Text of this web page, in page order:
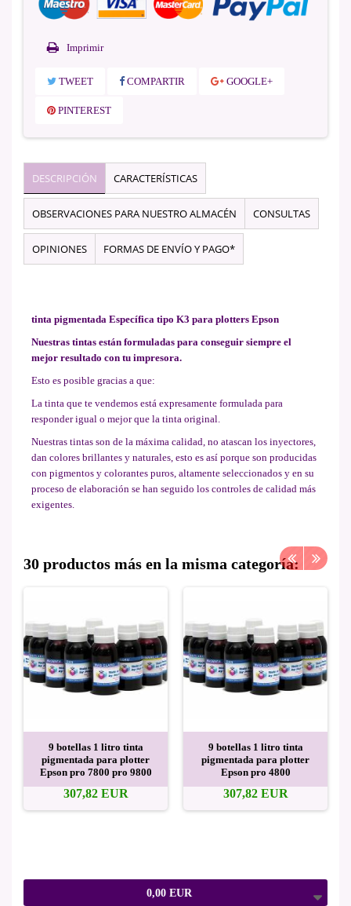
0,00 EUR
Imprimir
TWEET COMPARTIR GOOGLE+
PINTEREST
DESCRIPCIÓN CARACTERÍSTICAS
OBSERVACIONES PARA NUESTRO ALMACÉN CONSULTAS
OPINIONES FORMAS DE ENVÍO Y PAGO*
tinta pigmentada Específica tipo K3 para plotters Epson
Nuestras tintas están formuladas para conseguir siempre el
mejor resultado con tu impresora.
Esto es posible gracias a que:
La tinta que te vendemos está expresamente formulada para
responder igual o mejor que la tinta original.
Nuestras tintas son de la máxima calidad, no atascan los inyectores,
dan colores brillantes y naturales, esto es así porque son producidas
con pigmentos y colorantes puros, altamente seleccionados y en su
proceso de elaboración se han seguido los controles de calidad más
exigentes.
30 productos más en la misma categoría:
9 botellas 1 litro tinta
pigmentada para plotter
Epson pro 7800 pro 9800
307,82 EUR
9 botellas 1 litro tinta
pigmentada para plotter
Epson pro 4800
307,82 EUR